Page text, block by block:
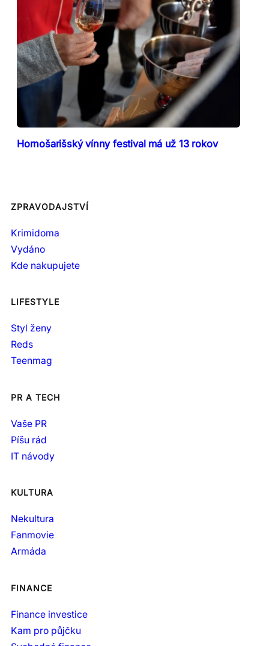
Hornošarišský vínny festival má už 13 rokov
ZPRAVODAJSTVÍ
Krimidoma
Vydáno
Kde nakupujete
LIFESTYLE
Styl ženy
Reds
Teenmag
PR A TECH
Vaše PR
Píšu rád
IT návody
KULTURA
Nekultura
Fanmovie
Armáda
FINANCE
Finance investice
Kam pro půjčku